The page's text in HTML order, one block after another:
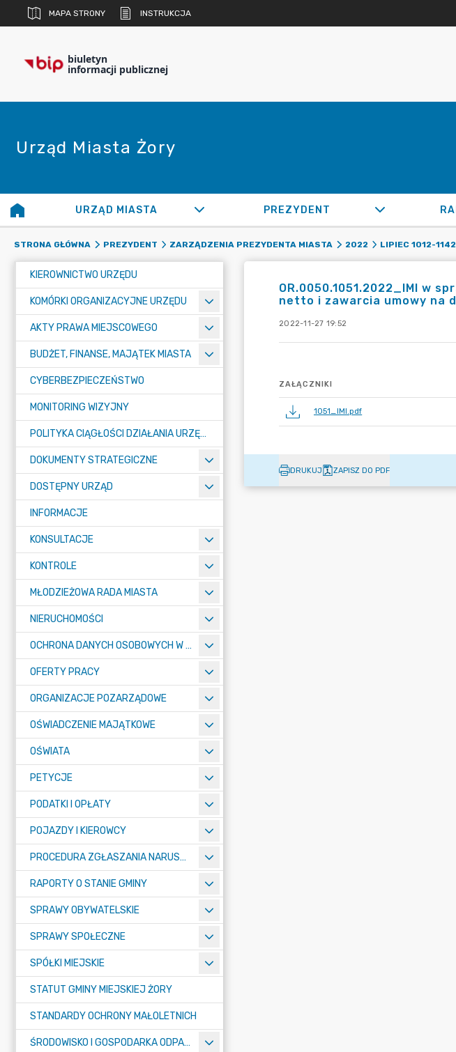
MAPA STRONY INSTRUKCJA
biuletyn
informacji publicznej
Urząd Miasta Żory
URZĄD MIASTA PREZYDENT
STRONA GŁÓWNA PREZYDENT ZARZĄDZENIA PREZYDENTA MIASTA 2022 LIPIEC 1012-1142
KIEROWNICTWO URZĘDU
KOMÓRKI ORGANIZACYJNE URZĘDU
AKTY PRAWA MIEJSCOWEGO
BUDŻET, FINANSE, MAJĄTEK MIASTA
CYBERBEZPIECZEŃSTWO
MONITORING WIZYJNY
POLITYKA CIĄGŁOŚCI DZIAŁANIA URZĘDU MIASTA ŻORY
DOKUMENTY STRATEGICZNE
DOSTĘPNY URZĄD
INFORMACJE
KONSULTACJE
KONTROLE
MŁODZIEŻOWA RADA MIASTA
NIERUCHOMOŚCI
OCHRONA DANYCH OSOBOWYCH W URZĘDZIE MIASTA ŻORY - RODO
OFERTY PRACY
ORGANIZACJE POZARZĄDOWE
OŚWIADCZENIE MAJĄTKOWE
OŚWIATA
PETYCJE
PODATKI I OPŁATY
POJAZDY I KIEROWCY
PROCEDURA ZGŁASZANIA NARUSZEŃ PRAWA
RAPORTY O STANIE GMINY
SPRAWY OBYWATELSKIE
SPRAWY SPOŁECZNE
SPÓŁKI MIEJSKIE
STATUT GMINY MIEJSKIEJ ŻORY
STANDARDY OCHRONY MAŁOLETNICH
ŚRODOWISKO I GOSPODARKA ODPADAMI
OR.0050.1051.2022_IMI w
netto i zawarcia umowy na
2022-11-27 19:52
ZAŁĄCZNIKI
1051_IMI.pdf
DRUKUJ ZAPISZ DO PDF